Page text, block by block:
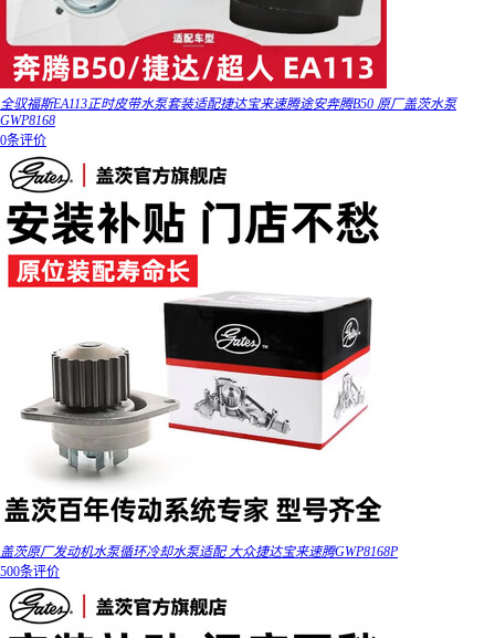
全驭福斯EA113正时皮带水泵套装适配捷达宝来速腾途安奔腾B50 原厂盖茨水泵
GWP8168
0条评价
盖茨原厂发动机水泵循环冷却水泵适配 大众捷达宝来速腾GWP8168P
500条评价